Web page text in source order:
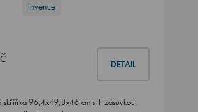
Invence
DETAIL
skříňka 96,4x49,8x46 cm s 1 zásuvkou,